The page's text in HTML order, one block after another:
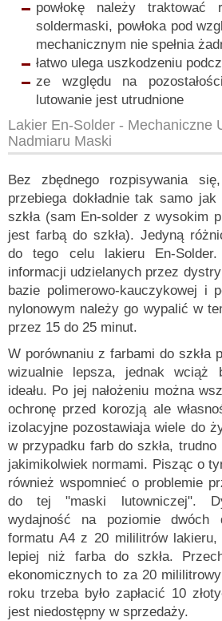
powłokę należy traktować
soldermaski, powłoka pod
mechanicznym nie spełnia
łatwo ulega uszkodzeniu
ze względu na
lutowanie jest utrudnione
Lakier En-Solder - Mechaniczne
Nadmiaru Maski
Bez zbędnego rozpisywania
przebiega dokładnie tak samo
szkła (sam En-solder z wysokim
jest farbą do szkła). Jedyną
do tego celu lakieru En-
informacji udzielanych przez
bazie polimerowo-kauczykowej i
nylonowym należy go wypalić w
przez 15 do 25 minut.
W porównaniu z farbami do szkła
wizualnie lepsza, jednak wciąż
ideału. Po jej nałożeniu można
ochronę przed korozją ale
izolacyjne pozostawiaja wiele do
w przypadku farb do szkła,
jakimikolwiek normami. Pisząc o
również wspomnieć o problemie
do tej "maski lutowniczej".
wydajność na poziomie dwóch
formatu A4 z 20 mililitrów lakieru,
lepiej niż farba do szkła.
ekonomicznych to za 20
roku trzeba było zapłacić 10
jest niedostępny w sprzedaży.